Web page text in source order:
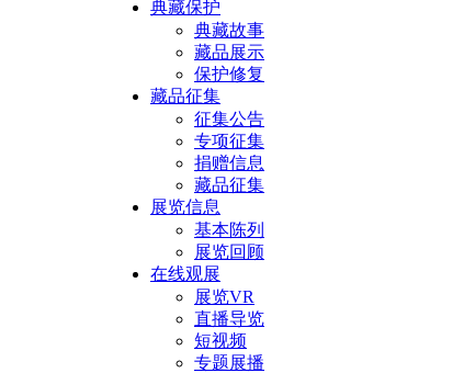
典藏保护
典藏故事
藏品展示
保护修复
藏品征集
征集公告
专项征集
捐赠信息
藏品征集
展览信息
基本陈列
展览回顾
在线观展
展览VR
直播导览
短视频
专题展播